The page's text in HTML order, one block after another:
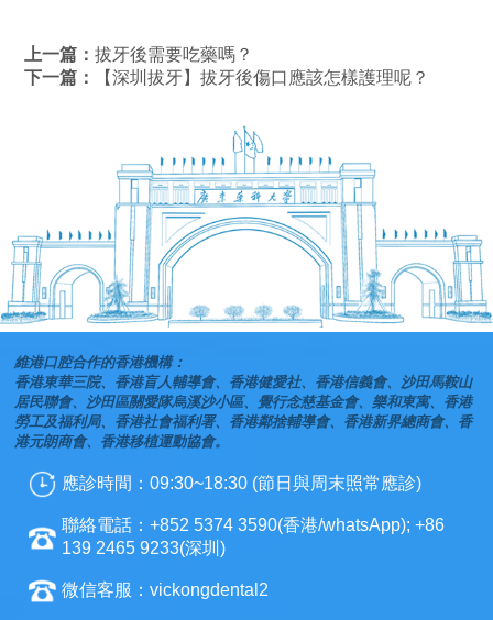
上一篇：拔牙後需要吃藥嗎？
下一篇：
【深圳拔牙】拔牙後傷口應該怎樣護理呢？
維港口腔合作的香港機構：
香港東華三院、香港盲人輔導會、香港健愛社、香港信義會、沙田馬鞍山
居民聯會、沙田區關愛隊烏溪沙小區、覺行念慈基金會、樂和東寓、香港
勞工及福利局、香港社會福利署、香港鄰捨輔導會、香港新界總商會、香
港元朗商會、香港移植運動協會。
應診時間：09:30~18:30 (節日與周末照常應診)
聯絡電話：+852 5374 3590(香港/whatsApp); +86
139 2465 9233(深圳)
微信客服：vickongdental2